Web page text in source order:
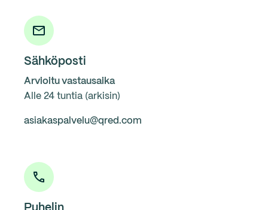
Sähköposti
Arvioitu vastausaika
Alle 24 tuntia (arkisin)
asiakaspalvelu@qred.com